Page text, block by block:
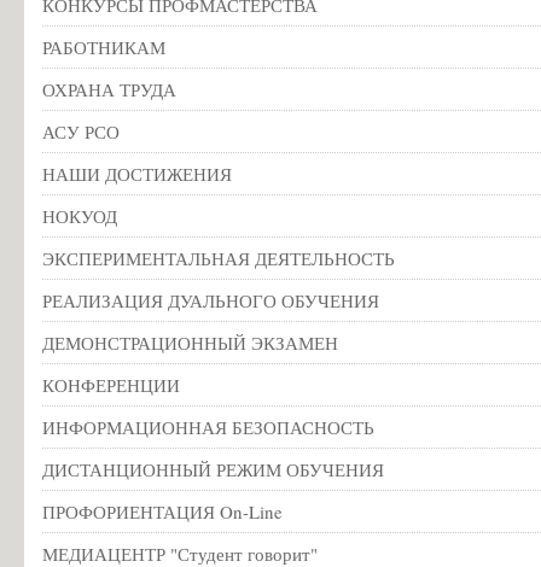
КОНКУРСЫ ПРОФМАСТЕРСТВА
РАБОТНИКАМ
ОХРАНА ТРУДА
АСУ РСО
НАШИ ДОСТИЖЕНИЯ
НОКУОД
ЭКСПЕРИМЕНТАЛЬНАЯ ДЕЯТЕЛЬНОСТЬ
РЕАЛИЗАЦИЯ ДУАЛЬНОГО ОБУЧЕНИЯ
ДЕМОНСТРАЦИОННЫЙ ЭКЗАМЕН
КОНФЕРЕНЦИИ
ИНФОРМАЦИОННАЯ БЕЗОПАСНОСТЬ
ДИСТАНЦИОННЫЙ РЕЖИМ ОБУЧЕНИЯ
ПРОФОРИЕНТАЦИЯ On-Line
МЕДИАЦЕНТР "Студент говорит"